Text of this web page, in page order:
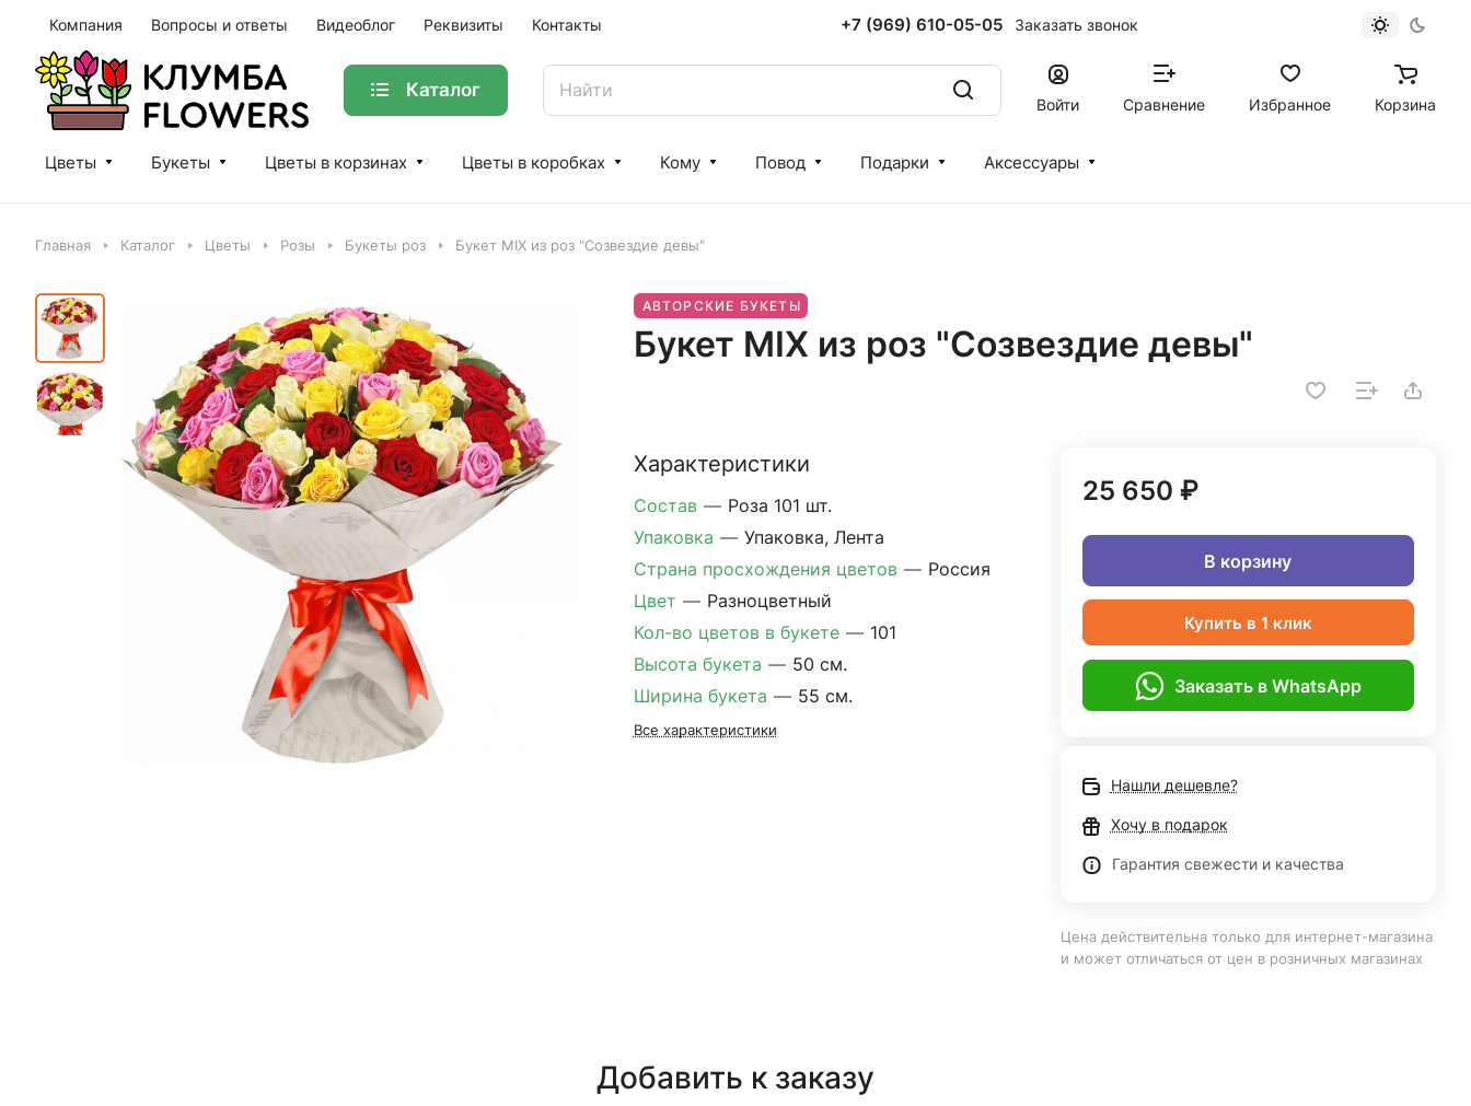
Компания Вопросы и ответы Видеоблог Реквизиты Контакты +7 (969) 610-05-05 Заказать звонок
Каталог
Войти Сравнение Избранное Корзина
Цветы Букеты Цветы в корзинах Цветы в коробках Кому Повод Подарки Аксессуары
Главная Каталог Цветы Розы Букеты роз Букет MIX из роз "Созвездие девы"
АВТОРСКИЕ БУКЕТЫ
Букет MIX из роз "Созвездие девы"
Характеристики
Состав — Роза 101 шт.
Упаковка — Упаковка, Лента
Страна просхождения цветов — Россия
Цвет — Разноцветный
Кол-во цветов в букете — 101
Высота букета — 50 см.
Ширина букета — 55 см.
Все характеристики
25 650 ₽
В корзину
Купить в 1 клик
Заказать в WhatsApp
Нашли дешевле?
Хочу в подарок
Гарантия свежести и качества
Цена действительна только для интернет-магазина
и может отличаться от цен в розничных магазинах
Добавить к заказу